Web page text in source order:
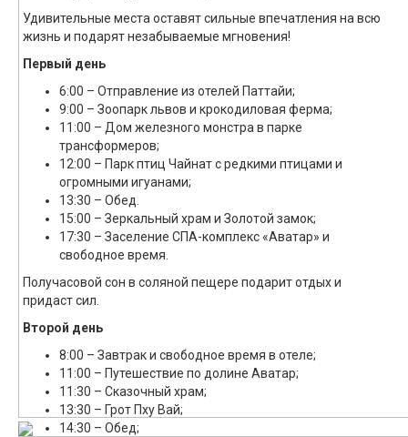
Удивительные места оставят сильные впечатления на всю
жизнь и подарят незабываемые мгновения!
Первый день
6:00 – Отправление из отелей Паттайи;
9:00 – Зоопарк львов и крокодиловая ферма;
11:00 – Дом железного монстра в парке
трансформеров;
12:00 – Парк птиц Чайнат с редкими птицами и
огромными игуанами;
13:30 – Обед.
15:00 – Зеркальный храм и Золотой замок;
17:30 – Заселение СПА-комплекс «Аватар» и
свободное время.
Получасовой сон в соляной пещере подарит отдых и
придаст сил.
Второй день
8:00 – Завтрак и свободное время в отеле;
11:00 – Путешествие по долине Аватар;
11:30 – Сказочный храм;
13:30 – Грот Пху Вай;
14:30 – Обед;